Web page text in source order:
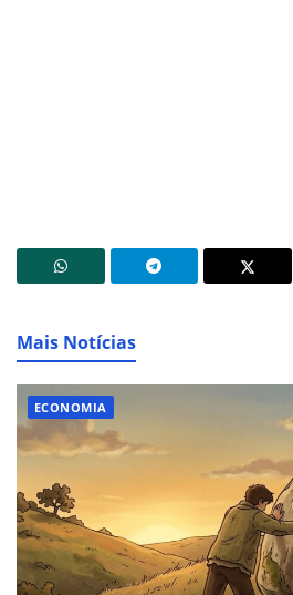
Mais Notícias
ECONOMIA